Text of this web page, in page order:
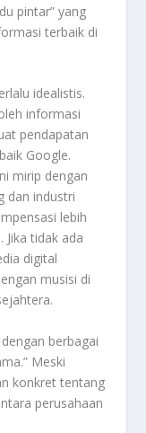
pintar” yang
terbaik di
idealistis.
informasi
pendapatan
Google.
mirip dengan
dan industri
lebih
Jika tidak ada
digital
musisi di
berbagai
Meski
konkret tentang
perusahaan